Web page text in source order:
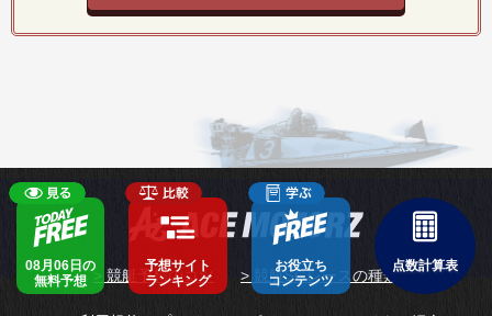
08月06日の
無料予想
予想サイト
ランキング
お役立ち
コンテンツ
点数計算表
> 競艇予想のコツ > 競艇SGレースの種類